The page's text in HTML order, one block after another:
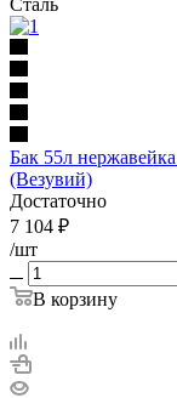
Бак 55л
(Везувий)
Достаточно
7 104 ₽
/шт
В корзину